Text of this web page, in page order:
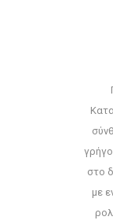
στο
με